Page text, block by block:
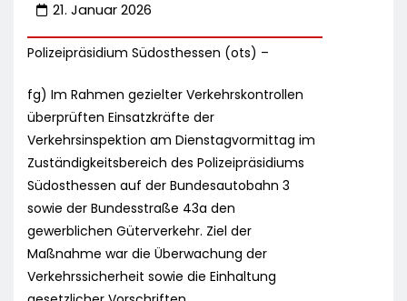
21. Januar 2026
Polizeipräsidium Südosthessen (ots) –
fg) Im Rahmen gezielter Verkehrskontrollen
überprüften Einsatzkräfte der
Verkehrsinspektion am Dienstagvormittag im
Zuständigkeitsbereich des Polizeipräsidiums
Südosthessen auf der Bundesautobahn 3
sowie der Bundesstraße 43a den
gewerblichen Güterverkehr. Ziel der
Maßnahme war die Überwachung der
Verkehrssicherheit sowie die Einhaltung